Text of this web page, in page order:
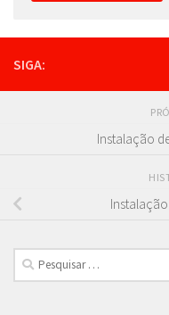
SIGA:
Instalação
Pesquisar
por: